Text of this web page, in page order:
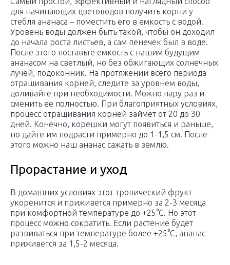
для начинающих цветоводов получить корни у
стебля ананаса – поместить его в емкость с водой.
Уровень воды должен быть такой, чтобы он доходил
до начала роста листьев, а сам пенечек был в воде.
После этого поставьте емкость с нашим будущим
ананасом на светлый, но без обжигающих солнечных
лучей, подоконник. На протяжении всего периода
отращивания корней, следите за уровнем воды,
доливайте при необходимости. Можно пару раз и
сменить ее полностью. При благоприятных условиях,
процесс отращивания корней займет от 20 до 30
дней. Конечно, корешки могут появиться и раньше,
но дайте им подрасти примерно до 1-1,5 см. После
этого можно наш ананас сажать в землю.
Прорастание и уход
В домашних условиях этот тропический фрукт
укоренится и приживется примерно за 2-3 месяца
при комфортной температуре до +25°С. Но этот
процесс можно сократить. Если растение будет
развиваться при температуре более +25°С, ананас
приживется за 1,5-2 месяца.